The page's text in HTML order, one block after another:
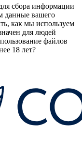
сбора информации
данные вашего
как мы используем
для людей
файлов
18 лет?